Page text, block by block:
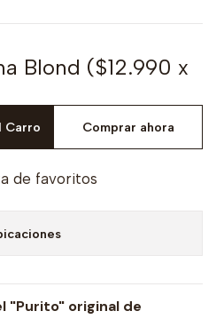
Blond ($12.990 x
Carro Comprar ahora
de favoritos
"Purito" original de